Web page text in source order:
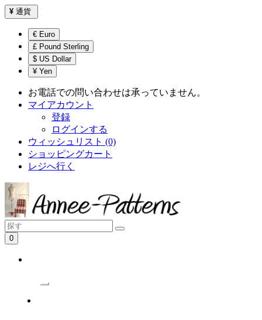
¥ 通貨
€ Euro
£ Pound Sterling
$ US Dollar
¥ Yen
お電話での問い合わせは承っていません。
マイアカウント
登録
ログインする
ウィッシュリスト (0)
ショッピングカート
レジへ行く
0